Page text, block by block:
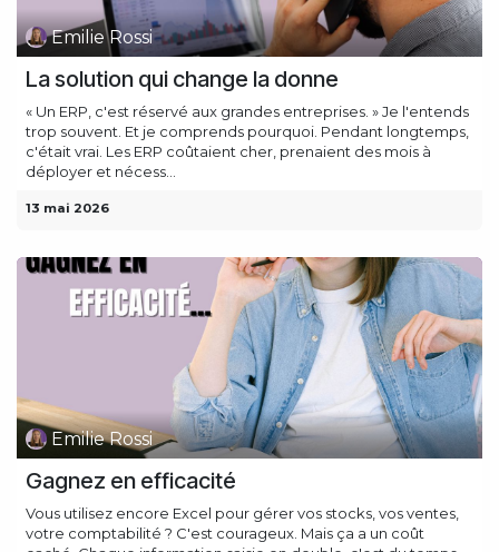
Emilie Rossi
La solution qui change la donne
« Un ERP, c'est réservé aux grandes entreprises. » Je l'entends
trop souvent. Et je comprends pourquoi. Pendant longtemps,
c'était vrai. Les ERP coûtaient cher, prenaient des mois à
déployer et nécess...
13 mai 2026
Emilie Rossi
Gagnez en efficacité
Vous utilisez encore Excel pour gérer vos stocks, vos ventes,
votre comptabilité ? C'est courageux. Mais ça a un coût